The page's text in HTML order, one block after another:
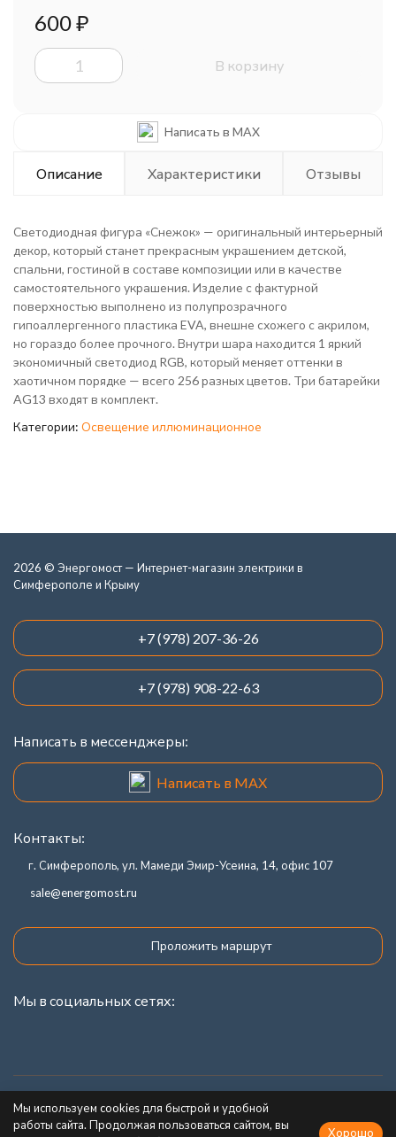
600₽
В корзину
Написать в MAX
Описание Характеристики Отзывы
Светодиодная фигура «Снежок» — оригинальный интерьерный
декор, который станет прекрасным украшением детской,
спальни, гостиной в составе композиции или в качестве
самостоятельного украшения. Изделие с фактурной
поверхностью выполнено из полупрозрачного
гипоаллергенного пластика EVA, внешне схожего с акрилом,
но гораздо более прочного. Внутри шара находится 1 яркий
экономичный светодиод RGB, который меняет оттенки в
хаотичном порядке — всего 256 разных цветов. Три батарейки
AG13 входят в комплект.
Категории: Освещение иллюминационное
2026 © Энергомост — Интернет-магазин электрики в
Симферополе и Крыму
+7 (978) 207-36-26
+7 (978) 908-22-63
Написать в мессенджеры:
Написать в MAX
Контакты:
г. Симферополь, ул. Мамеди Эмир-Усеина, 14, офис 107
sale@energomost.ru
Проложить маршрут
Мы в социальных сетях:
Каталог товаров
Мы используем cookies для быстрой и удобной
работы сайта. Продолжая пользоваться сайтом, вы
Хорошо